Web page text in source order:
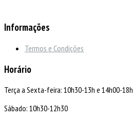
Informações
Termos e Condições
Horário
Terça a Sexta-feira: 10h30-13h e 14h00-18h
Sábado: 10h30-12h30